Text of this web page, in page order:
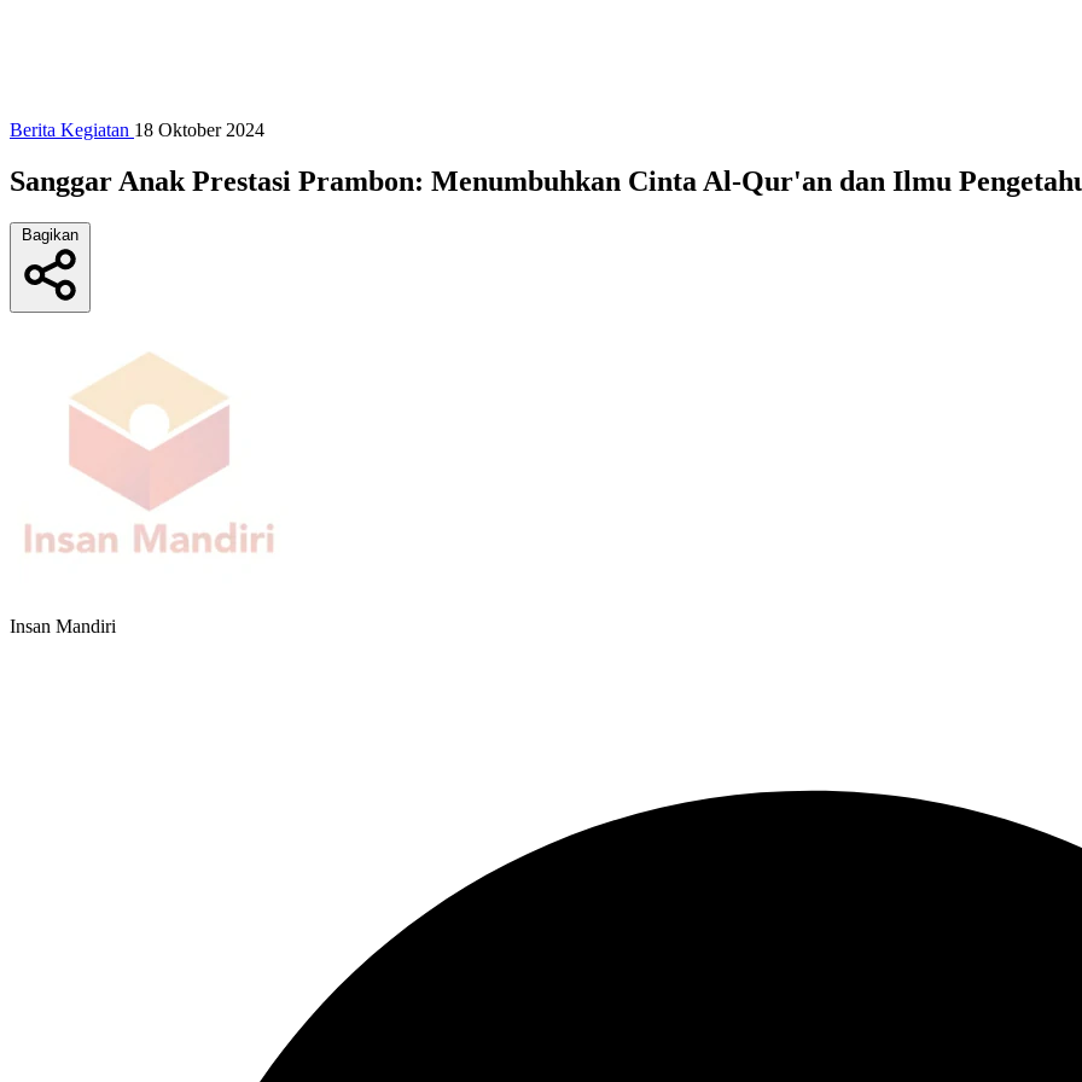
Berita Kegiatan 18 Oktober 2024
Sanggar Anak Prestasi Prambon: Menumbuhkan Cinta Al-Qur'an dan Ilmu
Bagikan
Insan Mandiri